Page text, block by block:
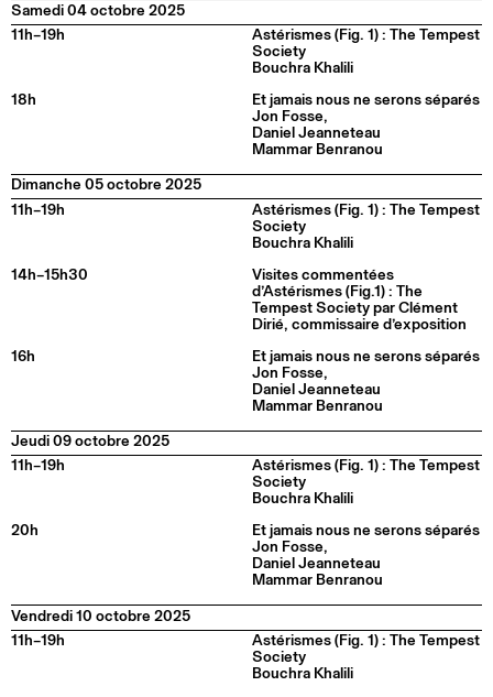
Samedi 04 octobre 2025
11h–19h
Astérismes (Fig. 1) : The Tempest
Society
Bouchra Khalili
18h
Et jamais nous ne serons séparés
Jon Fosse,
Daniel Jeanneteau
Mammar Benranou
Dimanche 05 octobre 2025
11h–19h
Astérismes (Fig. 1) : The Tempest
Society
Bouchra Khalili
14h–15h30
Visites commentées
d’Astérismes (Fig.1) : The
Tempest Society par Clément
Dirié, commissaire d’exposition
16h
Et jamais nous ne serons séparés
Jon Fosse,
Daniel Jeanneteau
Mammar Benranou
Jeudi 09 octobre 2025
11h–19h
Astérismes (Fig. 1) : The Tempest
Society
Bouchra Khalili
20h
Et jamais nous ne serons séparés
Jon Fosse,
Daniel Jeanneteau
Mammar Benranou
Vendredi 10 octobre 2025
11h–19h
Astérismes (Fig. 1) : The Tempest
Society
Bouchra Khalili